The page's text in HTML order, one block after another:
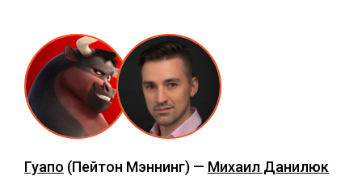
Гуапо (Пейтон Мэннинг) — Михаил Данилюк